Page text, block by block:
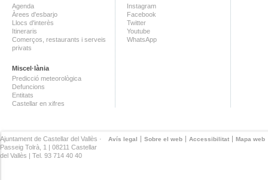
Agenda
Àrees d'esbarjo
Llocs d'interès
Itineraris
Comerços, restaurants i serveis
privats
Miscel·lània
Predicció meteorològica
Defuncions
Entitats
Castellar en xifres
Instagram
Facebook
Twitter
Youtube
WhatsApp
Avís legal Sobre el web Accessibilitat Mapa web
Ajuntament de Castellar del Vallès ·
Passeig Tolrà, 1 | 08211 Castellar
del Vallès | Tel. 93 714 40 40